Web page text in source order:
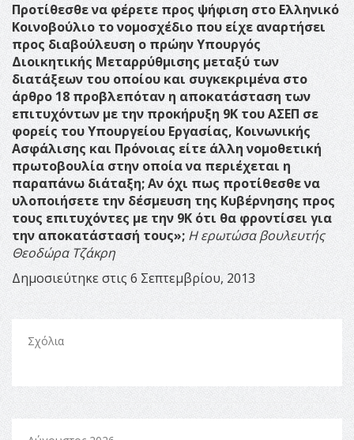
Προτίθεσθε να φέρετε προς ψήφιση στο Ελληνικό
Κοινοβούλιο το νομοσχέδιο που είχε αναρτήσει
προς διαβούλευση ο πρώην Υπουργός
Διοικητικής Μεταρρύθμισης μεταξύ των
διατάξεων του οποίου και συγκεκριμένα στο
άρθρο 18 προβλεπόταν η αποκατάσταση των
επιτυχόντων με την προκήρυξη 9Κ του ΑΣΕΠ σε
φορείς του Υπουργείου Εργασίας, Κοινωνικής
Ασφάλισης και Πρόνοιας είτε άλλη νομοθετική
πρωτοβουλία στην οποία να περιέχεται η
παραπάνω διάταξη; Αν όχι πως προτίθεσθε να
υλοποιήσετε την δέσμευση της Κυβέρνησης προς
τους επιτυχόντες με την 9Κ ότι θα φροντίσει για
την αποκατάστασή τους»; Η ερωτώσα βουλευτής
Θεοδώρα Τζάκρη
Δημοσιεύτηκε στις 6 Σεπτεμβρίου, 2013
Σχόλια